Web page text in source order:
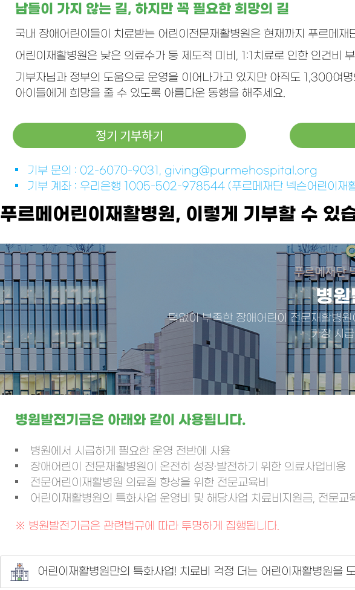
남들이 가지 않는 길, 하지만 꼭 필요한 희망의 길
국내 장애어린이들이 치료받는 어린이전문재활병원은 현재까지 푸르메재
어린이재활병원은 낮은 의료수가 등 제도적 미비, 1:1치료로 인한 인건비
기부자님과 정부의 도움으로 운영을 이어나가고 있지만 아직도 1,300
아이들에게 희망을 줄 수 있도록 아름다운 동행을 해주세요.
정기 기부하기
기부 문의 : 02-6070-9031, giving@purmehospital.org
기부 계좌 : 우리은행 1005-502-978544 (푸르메재단 넥슨어린이재
푸르메어린이재활병원, 이렇게 기부할 수 있
병
턱없이 부족한 장애어린이 전문재활병
가장 시
병원발전기금은 아래와 같이 사용됩니다.
병원에서 시급하게 필요한 운영 전반에 사용
장애어린이 전문재활병원이 온전히 성장·발전하기 위한 의료사업비용
전문어린이재활병원 의료질 향상을 위한 전문교육비
어린이재활병원의 특화사업 운영비 및 해당사업 치료비지원금, 전문교
※ 병원발전기금은 관련법규에 따라 투명하게 집행됩니다.
어린이재활병원만의 특화사업! 치료비 걱정 더는 어린이재활병원을